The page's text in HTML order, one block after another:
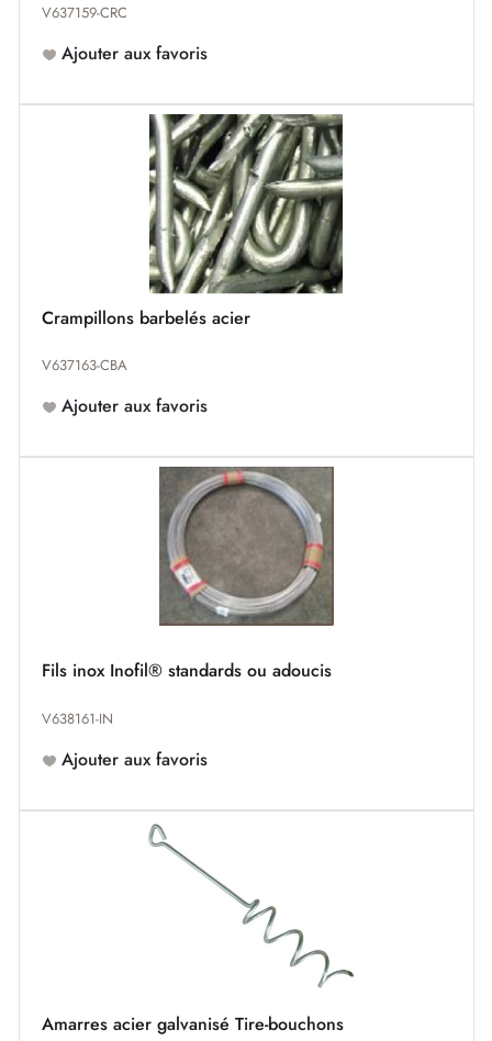
V637159-CRC
Ajouter aux favoris
Crampillons barbelés acier
V637163-CBA
Ajouter aux favoris
Fils inox Inofil® standards ou adoucis
V638161-IN
Ajouter aux favoris
Amarres acier galvanisé Tire-bouchons